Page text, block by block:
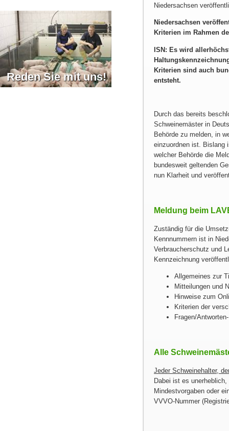
Reden Sie mit uns!
Niedersachsen
Niedersachsen
Kriterien im Rahmen
ISN: Es wird
Kriterien sind auch
entsteht.
Durch das bereits
Schweinemäster in
Behörde zu melden, in
einzuordnen ist. Bislang
welcher Behörde die
bundesweit geltenden
nun Klarheit und
Meldung beim
Zuständig für die
Kennnummern ist in
Verbraucherschutz und
Kennzeichnung
Allgemeines zur
Mitteilungen und
Hinweise zum
Kriterien der
Fragen/
Alle
Jeder Schweinehalter,
Dabei ist es
Mindestvorgaben oder
VVVO-Nummer